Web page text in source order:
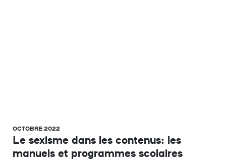
OCTOBRE 2022
Le sexisme dans les contenus: les
manuels et programmes scolaires